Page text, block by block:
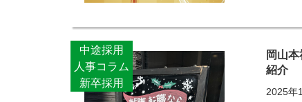
中途採用
人事コラム
新卒採用
岡山
紹介
2025年